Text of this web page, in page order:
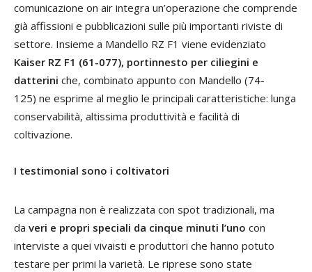
comunicazione on air integra un’operazione che comprende
già affissioni e pubblicazioni sulle più importanti riviste di
settore. Insieme a Mandello RZ F1 viene evidenziato
Kaiser RZ F1 (61-077), portinnesto per ciliegini e
datterini che, combinato appunto con Mandello (74-
125) ne esprime al meglio le principali caratteristiche: lunga
conservabilità, altissima produttività e facilità di
coltivazione.
I testimonial sono i coltivatori
La campagna non è realizzata con spot tradizionali, ma
da veri e propri speciali da cinque minuti l’uno con
interviste a quei vivaisti e produttori che hanno potuto
testare per primi la varietà. Le riprese sono state